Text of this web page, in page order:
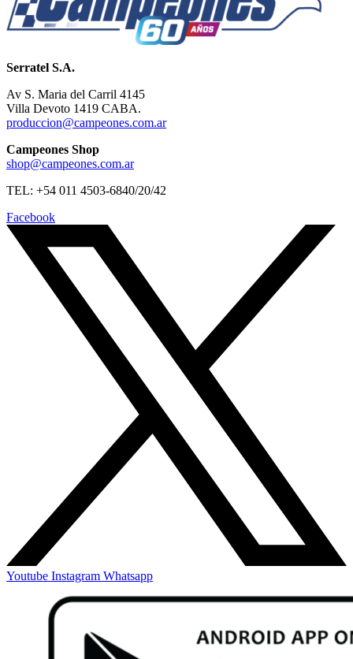
Serratel S.A.
Av S. Maria del Carril 4145
Villa Devoto 1419 CABA.
produccion@campeones.com.ar
Campeones Shop
shop@campeones.com.ar
TEL: +54 011 4503-6840/20/42
Facebook
Youtube Instagram Whatsapp